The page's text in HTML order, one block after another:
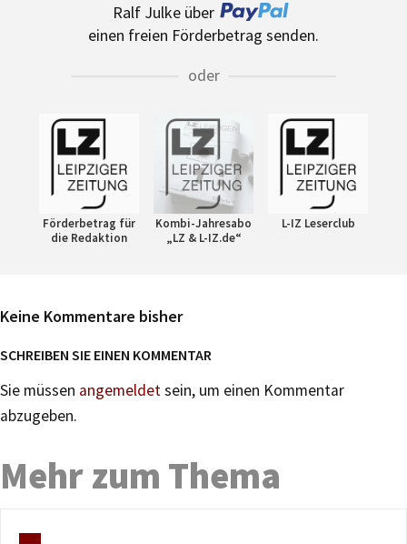
Ralf Julke über
einen freien Förderbetrag senden.
oder
Förderbetrag für
die Redaktion
Kombi-Jahresabo
„LZ & L-IZ.de“
L-IZ Leserclub
Keine Kommentare bisher
SCHREIBEN SIE EINEN KOMMENTAR
Sie müssen angemeldetsein, um einen Kommentar
abzugeben.
Mehr zum Thema